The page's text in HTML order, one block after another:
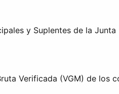
y Suplentes de la
Verificada (VGM) de los